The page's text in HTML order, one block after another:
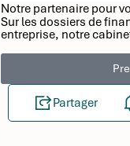
Notre partenaire pour
Sur les dossiers de
entreprise, notre
Partager